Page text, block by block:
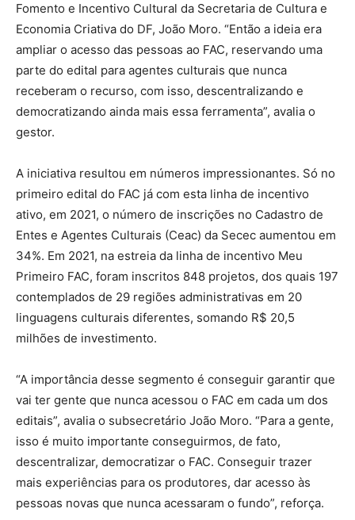
Fomento e Incentivo Cultural da Secretaria de Cultura e
Economia Criativa do DF, João Moro. “Então a ideia era
ampliar o acesso das pessoas ao FAC, reservando uma
parte do edital para agentes culturais que nunca
receberam o recurso, com isso, descentralizando e
democratizando ainda mais essa ferramenta”, avalia o
gestor.
A iniciativa resultou em números impressionantes. Só no
primeiro edital do FAC já com esta linha de incentivo
ativo, em 2021, o número de inscrições no Cadastro de
Entes e Agentes Culturais (Ceac) da Secec aumentou em
34%. Em 2021, na estreia da linha de incentivo Meu
Primeiro FAC, foram inscritos 848 projetos, dos quais 197
contemplados de 29 regiões administrativas em 20
linguagens culturais diferentes, somando R$ 20,5
milhões de investimento.
“A importância desse segmento é conseguir garantir que
vai ter gente que nunca acessou o FAC em cada um dos
editais”, avalia o subsecretário João Moro. “Para a gente,
isso é muito importante conseguirmos, de fato,
descentralizar, democratizar o FAC. Conseguir trazer
mais experiências para os produtores, dar acesso às
pessoas novas que nunca acessaram o fundo”, reforça.